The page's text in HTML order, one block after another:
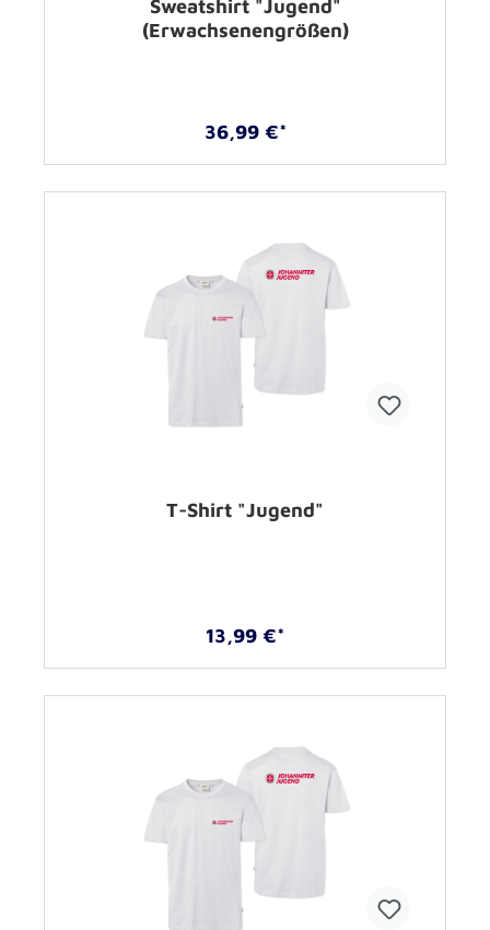
Sweatshirt "Jugend"
(Erwachsenengrößen)
36,99 €*
T-Shirt "Jugend"
13,99 €*